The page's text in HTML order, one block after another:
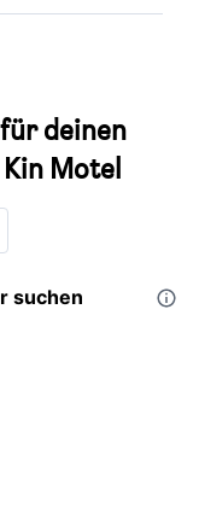
deinen
Motel
suchen